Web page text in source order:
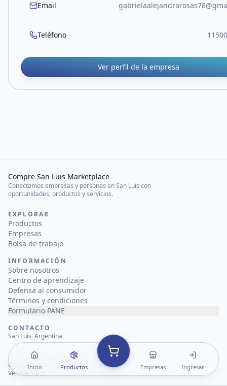
Email
Teléfono
Ver perfil de la empresa
Inicio Productos Empresas Ingresar
Compre San Luis Marketplace
Conectamos empresas y personas en San Luis con
oportunidades, productos y servicios.
EXPLORAR
Productos
Empresas
Bolsa de trabajo
INFORMACIÓN
Sobre nosotros
Centro de aprendizaje
Defensa al consumidor
Términos y condiciones
Formulario PANE
CONTACTO
San Luis, Argentina
© 2026Compre San Luis Marketplace
Versión 1.0.1